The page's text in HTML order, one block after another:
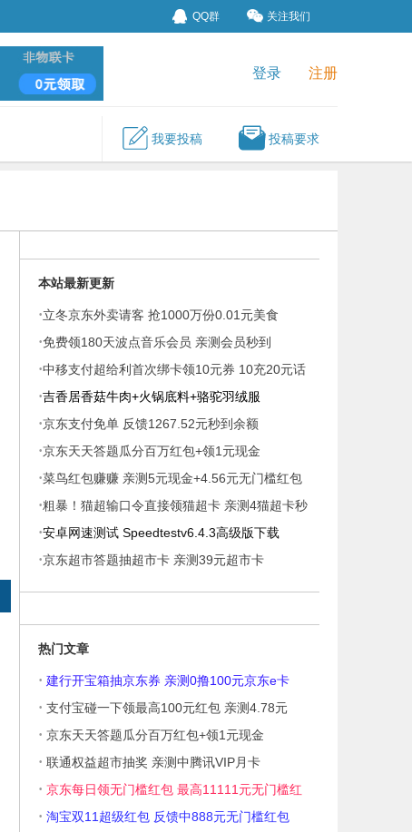
QQ群 关注我们
登录 注册
我要投稿 投稿要求
本站最新更新
·立冬京东外卖请客 抢1000万份0.01元美食
·免费领180天波点音乐会员 亲测会员秒到
·中移支付超给利首次绑卡领10元券 10充20元话
费
·吉香居香菇牛肉+火锅底料+骆驼羽绒服
·京东支付免单 反馈1267.52元秒到余额
·京东天天答题瓜分百万红包+领1元现金
·菜鸟红包赚赚 亲测5元现金+4.56元无门槛红包
·粗暴！猫超输口令直接领猫超卡 亲测4猫超卡秒
到
·安卓网速测试 Speedtestv6.4.3高级版下载
·京东超市答题抽超市卡 亲测39元超市卡
热门文章
· 建行开宝箱抽京东券 亲测0撸100元京东e卡
· 支付宝碰一下领最高100元红包 亲测4.78元
· 京东天天答题瓜分百万红包+领1元现金
· 联通权益超市抽奖 亲测中腾讯VIP月卡
· 京东每日领无门槛红包 最高11111元无门槛红
· 淘宝双11超级红包 反馈中888元无门槛红包